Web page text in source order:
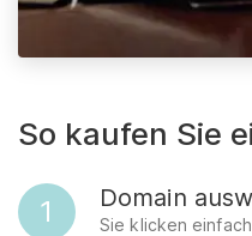
So kaufen Sie
1 Domain
Sie klicken